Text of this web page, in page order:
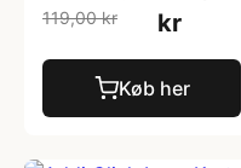
119,00 kr
kr
Køb her